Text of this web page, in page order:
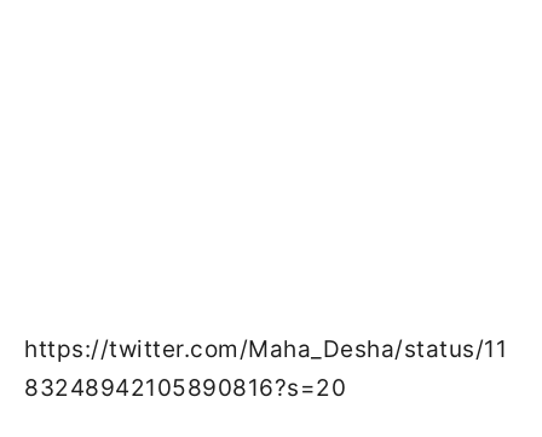
https://twitter.com/Maha_Desha/status/11
83248942105890816?s=20